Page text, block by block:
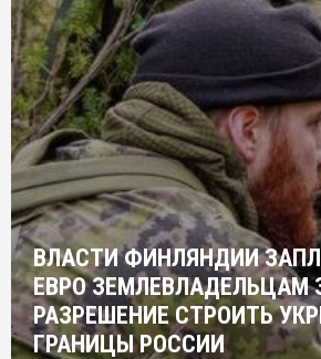
ВЛАСТИ ФИНЛЯНДИИ
ЕВРО ЗЕМЛЕВЛАДЕЛЬЦАМ
РАЗРЕШЕНИЕ СТРОИТЬ
ГРАНИЦЫ РОССИИ